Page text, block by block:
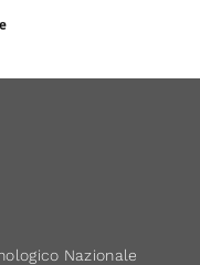
Nazionale